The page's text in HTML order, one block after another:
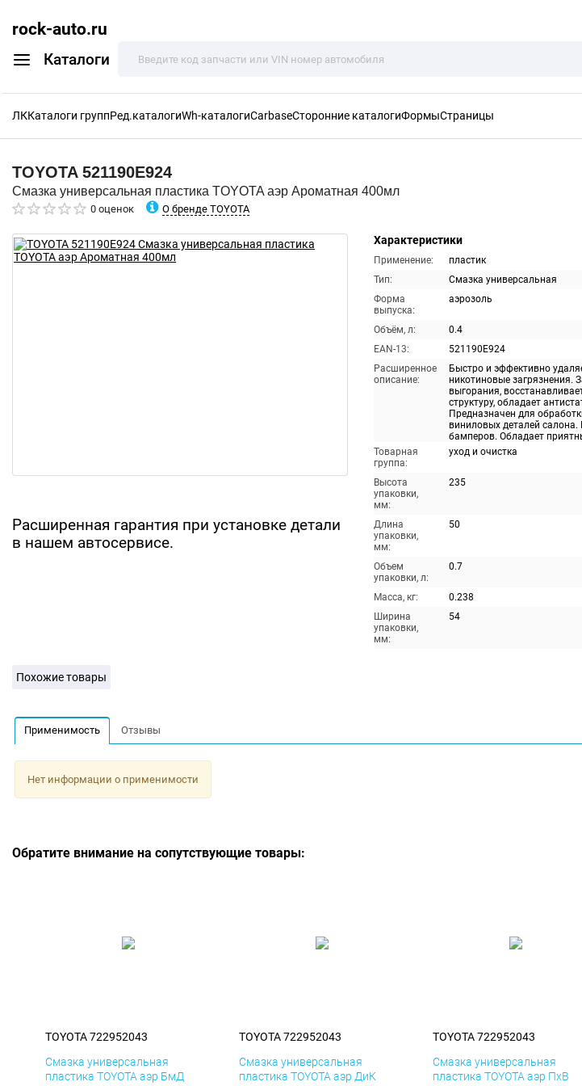
rock-auto.ru
Каталоги
ЛККаталоги группРед.каталогиWh-каталогиCarbaseСторонние каталогиФормыСтраницы
TOYOTA 521190E924
Смазка универсальная пластика TOYOTA аэр Ароматная 400мл
0 оценок О бренде TOYOTA
Расширенная гарантия при установке детали
в нашем автосервисе.
Характеристики
Применение:
пластик
Тип:
Смазка универсальная
Форма
выпуска:
аэрозоль
Объём, л:
0.4
EAN-13:
521190E924
Расширенное
описание:
Быстро и эффективно
никотиновые загрязнения.
выгорания,
структуру, обладает
Предназначен для
виниловых деталей
бамперов. Обладает
Товарная
группа:
уход и очистка
Высота
упаковки,
мм:
235
Длина
упаковки,
мм:
50
Объем
упаковки, л:
0.7
Масса, кг:
0.238
Ширина
упаковки,
мм:
54
Похожие товары
Применимость Отзывы
Нет информации о применимости
Обратите внимание на сопутствующие товары:
TOYOTA 722952043
Смазка универсальная
пластика TOYOTA аэр БмД
TOYOTA 722952043
Смазка универсальная
пластика TOYOTA аэр ДиК
TOYOTA 722952043
Смазка универсальная
пластика TOYOTA аэр ПхВ